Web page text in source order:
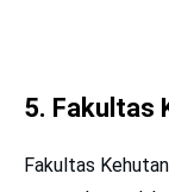
5. Fakultas
Fakultas